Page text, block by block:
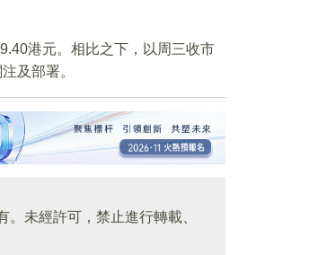
港元。相比之下，以周三收市
及部署。
未經許可，禁止進行轉載、